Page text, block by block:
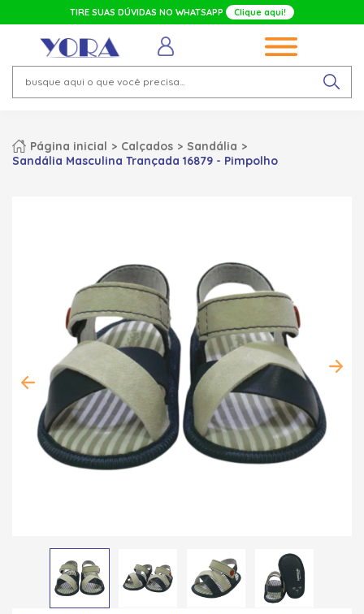
TIRE SUAS DÚVIDAS NO WHATSAPP Clique aqui!
Página inicial Calçados
Sandália
Sandália Masculina Trançada 16879 - Pimpolho